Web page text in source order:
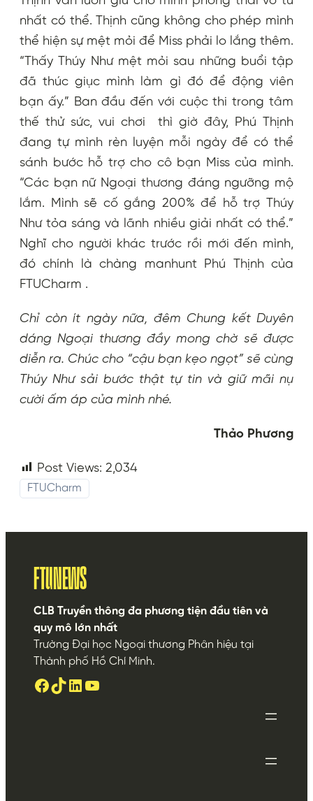
nhất có thể. Thịnh cũng không cho phép mình
thể hiện sự mệt mỏi để Miss phải lo lắng thêm.
“Thấy Thúy Như mệt mỏi sau những buổi tập
đã thúc giục mình làm gì đó để động viên
bạn ấy.” Ban đầu đến với cuộc thi trong tâm
thế thử sức, vui chơi thì giờ đây, Phú Thịnh
đang tự mình rèn luyện mỗi ngày để có thể
sánh bước hỗ trợ cho cô bạn Miss của mình.
“Các bạn nữ Ngoại thương đáng ngưỡng mộ
lắm. Mình sẽ cố gắng 200% để hỗ trợ Thúy
Như tỏa sáng và lãnh nhiều giải nhất có thể.”
Nghĩ cho người khác trước rồi mới đến mình,
đó chính là chàng manhunt Phú Thịnh của
FTUCharm .
Chỉ còn ít ngày nữa, đêm Chung kết Duyên
dáng Ngoại thương đầy mong chờ sẽ được
diễn ra. Chúc cho “cậu bạn kẹo ngọt” sẽ cùng
Thúy Như sải bước thật tự tin và giữ mãi nụ
cười ấm áp của mình nhé.
Thảo Phương
Post Views: 2,034
FTUCharm
FTUNEWS
CLB Truyền thông đa phương tiện đầu tiên và
quy mô lớn nhất
Trường Đại học Ngoại thương Phân hiệu tại
Thành phố Hồ Chí Minh.